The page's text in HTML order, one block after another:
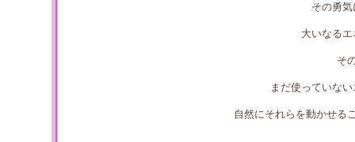
その勇
大いなる
そ
まだ使っていな
自然にそれらを動かせる